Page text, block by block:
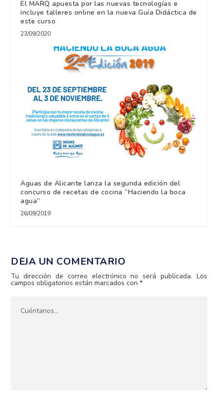
El MARQ apuesta por las nuevas tecnologías e
incluye talleres online en la nueva Guía Didáctica de
este curso
23/09/2020
Aguas de Alicante lanza la segunda edición del
concurso de recetas de cocina “Haciendo la boca
agua”
26/09/2019
DEJA UN COMENTARIO
Tu dirección de correo electrónico no será publicada. Los
campos obligatorios están marcados con*